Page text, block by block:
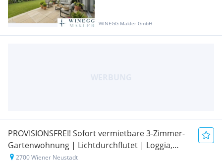
WINEGG Makler GmbH
PROVISIONSFREI! Sofort vermietbare 3-Zimmer-
Gartenwohnung | Lichtdurchflutet | Loggia,
Terrasse & Garten | Schrank- und Abstellraum
2700 Wiener Neustadt